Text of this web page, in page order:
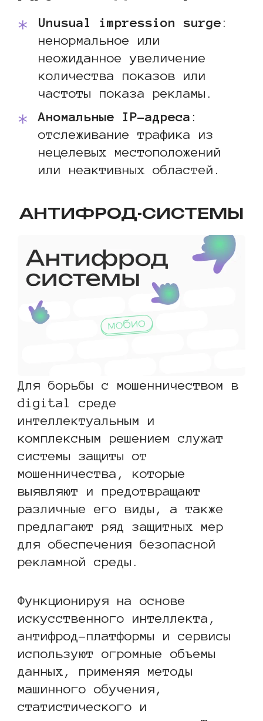
Unusual impression surge :
ненормальное или
неожиданное увеличение
количества показов или
частоты показа рекламы.
Аномальные IP-адреса :
отслеживание трафика из
нецелевых местоположений
или неактивных областей.
АНТИФРОД-СИСТЕМЫ
Для борьбы с мошенничеством в
digital среде
интеллектуальным и
комплексным решением служат
системы защиты от
мошенничества, которые
выявляют и предотвращают
различные его виды, а также
предлагают ряд защитных мер
для обеспечения безопасной
рекламной среды.
Функционируя на основе
искусственного интеллекта,
антифрод-платформы и сервисы
используют огромные объемы
данных, применяя методы
машинного обучения,
статистического и